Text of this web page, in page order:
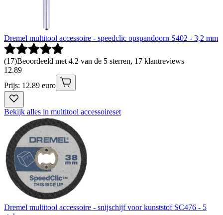
Dremel multitool accessoire - speedclic opspandoorn S402 - 3,2 mm
(17)Beoordeeld met 4.2 van de 5 sterren, 17 klantreviews
12.89
Prijs: 12.89 euro
Bekijk alles in multitool accessoireset
Dremel multitool accessoire - snijschijf voor kunststof SC476 - 5